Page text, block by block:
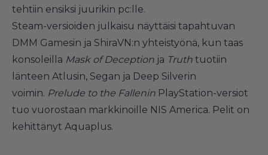
tehtiin ensiksi juurikin pc:lle.
Steam-versioiden julkaisu näyttäisi tapahtuvan
DMM Gamesin ja ShiraVN:n yhteistyönä, kun taas
konsoleilla Mask of Deception ja Truth tuotiin
länteen Atlusin, Segan ja Deep Silverin
voimin. Prelude to the Fallenin PlayStation-versiot
tuo vuorostaan markkinoille NIS America. Pelit on
kehittänyt Aquaplus.